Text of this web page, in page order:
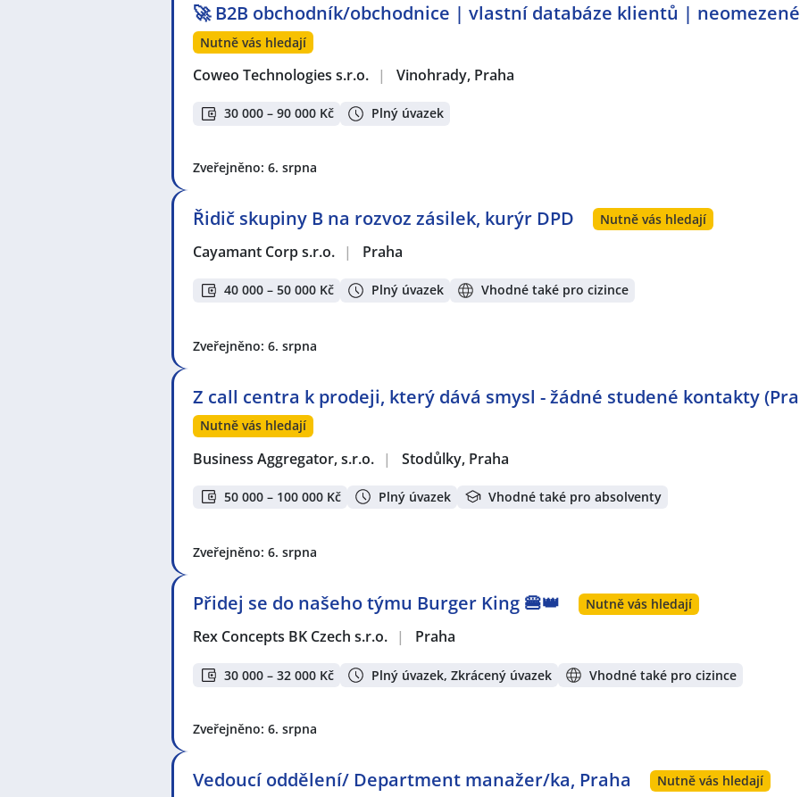
🚀 B2B obchodník/obchodnice | vlastní databáze klientů |
Nutně vás hledají
Coweo Technologies s.r.o. | Vinohrady, Praha
30 000 – 90 000 Kč Plný úvazek
Zveřejněno: 6. srpna
Řidič skupiny B na rozvoz zásilek, kurýr DPD Nutně vás hledají
Cayamant Corp s.r.o. | Praha
40 000 – 50 000 Kč Plný úvazek Vhodné také pro cizince
Zveřejněno: 6. srpna
Z call centra k prodeji, který dává smysl - žádné studené kontakty
Nutně vás hledají
Business Aggregator, s.r.o. | Stodůlky, Praha
50 000 – 100 000 Kč Plný úvazek Vhodné také pro absolventy
Zveřejněno: 6. srpna
Přidej se do našeho týmu Burger King 🍔👑 Nutně vás hledají
Rex Concepts BK Czech s.r.o. | Praha
30 000 – 32 000 Kč Plný úvazek, Zkrácený úvazek Vhodné také pro cizince
Zveřejněno: 6. srpna
Vedoucí oddělení/ Department manažer/ka, Praha Nutně vás hledají